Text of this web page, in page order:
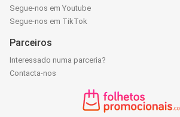
Segue-nos em Youtube
Segue-nos em TikTok
Parceiros
Interessado numa parceria?
Contacta-nos